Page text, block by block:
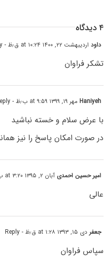
۴ دیدگاه
داوداردیبهشت ۲۲, ۱۴۰۰ at ۱۰:۲۴ ق٫ظ - Reply
تشکر فراوان
Haniyehمهر ۱۹, ۱۳۹۹ at ۹:۵۹ ب٫ظ - Reply
با عرض سلام و خسته نباشید
در صورت امکان پاسخ را نیز
امیر حسین احمدی آبان ۲, ۱۳۹۵ at ۳:۲۰ ب٫ظ
عالی
جعفردی ۱۵, ۱۳۹۳ at ۱:۲۸ ق٫ظ - Reply
سپاس فراوان